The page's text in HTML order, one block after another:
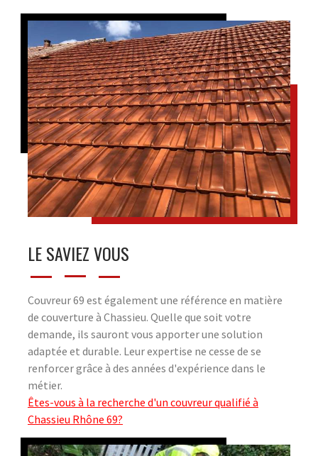
LE SAVIEZ VOUS
Couvreur 69 est également une référence en matière
de couverture à Chassieu. Quelle que soit votre
demande, ils sauront vous apporter une solution
adaptée et durable. Leur expertise ne cesse de se
renforcer grâce à des années d'expérience dans le
métier.
Êtes-vous à la recherche d'un couvreur qualifié à
Chassieu Rhône 69?